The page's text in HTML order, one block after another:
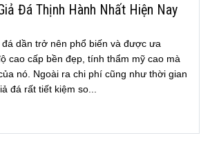
Đá Thịnh Hành Nhất Hiện Nay
dần trở nên phổ biến và được ưa
cao cấp bền đẹp, tính thẩm mỹ cao mà
nó. Ngoài ra chi phí cũng như thời gian
đá rất tiết kiệm so...